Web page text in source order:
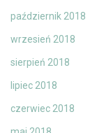
październik 2018
wrzesień 2018
sierpień 2018
lipiec 2018
czerwiec 2018